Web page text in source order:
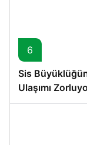
6
Sis
Ulaşımı